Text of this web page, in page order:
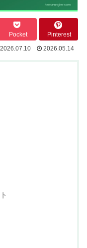
Pocket
Pinterest
2026.07.10
2026.05.14